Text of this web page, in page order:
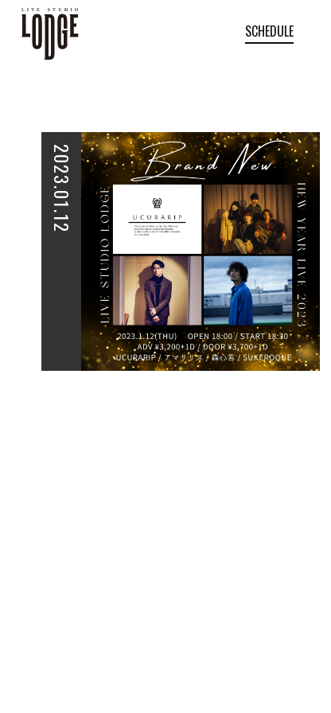
SCHEDULE
2023.01.12